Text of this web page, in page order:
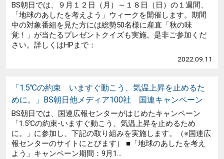
BS朝日では、９月１２日（月）～１８日（日）の１週間、
「地球のあしたを考えよう」ウィークを開催します。期間
中の対象番組を見た方には総勢50名様に産直「秋の味
覚！」が当たるプレゼントクイズも実施。是非ご参加くだ
さい。詳しくはHPまで：
2022.09.11
「1.5℃の約束 いますぐ動こう、気温上昇を止めるた
めに。」BS朝日他メディア100社 国連キャンペーン
BS朝日では、国連広報センターがはじめたキャンペーン
「1.5℃の約束-いますぐ動こう、気温上昇を止めるため
に。」に参加し、下記の取り組みを実施します。（※国連広
報センターのサイトにとびます） ■「地球のあしたを考え
よう」キャンペーン期間：9月1...